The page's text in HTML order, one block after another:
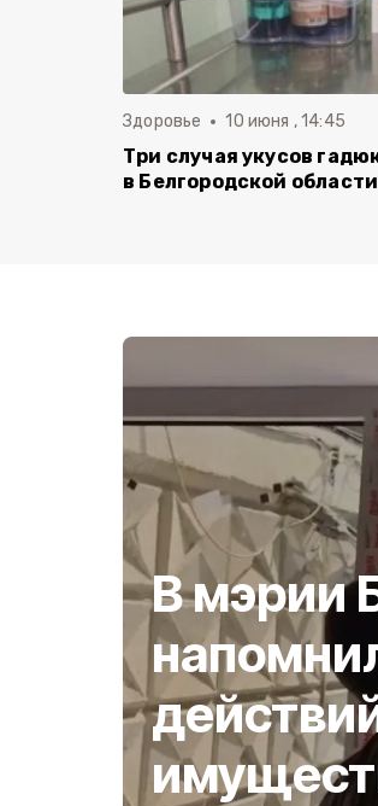
Здоровье 10 июня , 14:45
Три случая укусов
в Белгородской
В мэрии